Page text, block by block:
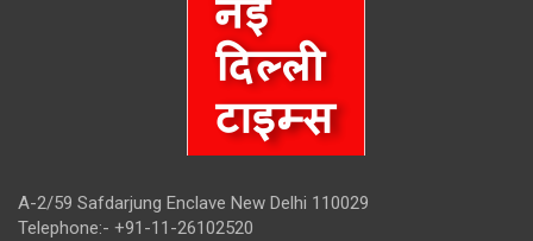
A-2/59 Safdarjung Enclave New Delhi 110029
Telephone:- +91-11-26102520